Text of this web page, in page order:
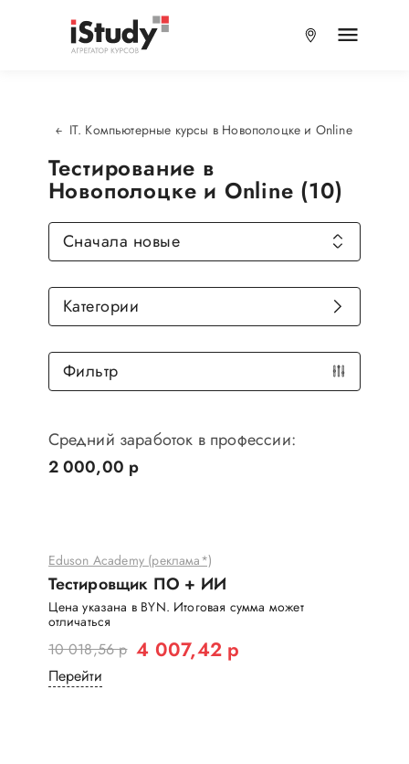
IT. Компьютерные курсы в Новополоцке и Online
Тестирование в
Новополоцке и Online (10)
Средний заработок в профессии:
2 000,00 р
Eduson Academy (реклама*)
Тестировщик ПО + ИИ
Цена указана в BYN. Итоговая сумма может
отличаться
10 018,56 р 4 007,42 р
Перейти
Сначала новые
Категории
Фильтр